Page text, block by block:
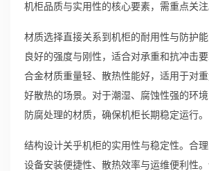
机柜品质与实用性的核心要素，需重点关注
材质选择直接关系到机柜的耐用性与防护
良好的强度与刚性，适合对承重和抗冲击
合金材质重量轻、散热性能好，适用于对
好散热的场景。对于潮湿、腐蚀性强的环
防腐处理的材质，确保机柜长期稳定运行。
结构设计关乎机柜的实用性与稳定性。合
设备安装便捷性、散热效率与运维便利性